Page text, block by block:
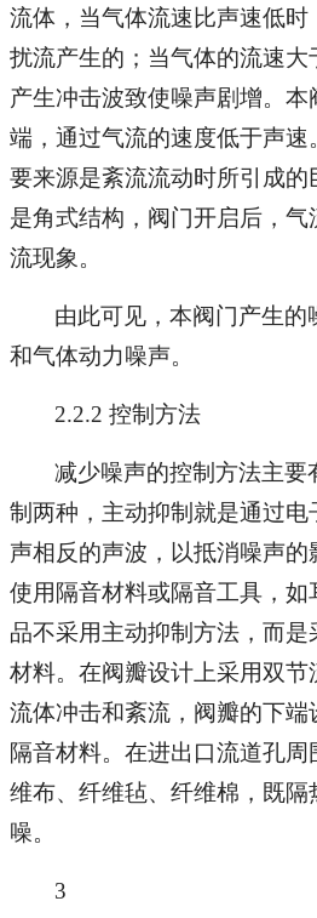
流体，当气体流速比声速低时
扰流产生的；当气体的流速大
产生冲击波致使噪声剧增。
端，通过气流的速度低于声速
要来源是紊流流动时所引成的
是角式结构，阀门开启后，
流现象。
由此可见，本阀门产生的
和气体动力噪声。
2.2.2 控制方法
减少噪声的控制方法主要
制两种，主动抑制就是通过电
声相反的声波，以抵消噪声的
使用隔音材料或隔音工具，
品不采用主动抑制方法，而
材料。在阀瓣设计上采用双
流体冲击和紊流，阀瓣的下端
隔音材料。在进出口流道孔
维布、纤维毡、纤维棉，既隔
噪。
3